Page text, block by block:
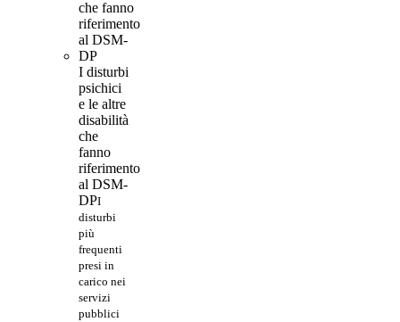
I disturbi
psichici
e le altre
disabilità
che
fanno
riferimento
al DSM-
DPI
disturbi
più
frequenti
presi in
carico nei
servizi
pubblici